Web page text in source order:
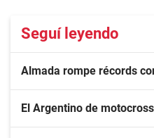
Seguí leyendo
Almada rompe récords
El Argentino de